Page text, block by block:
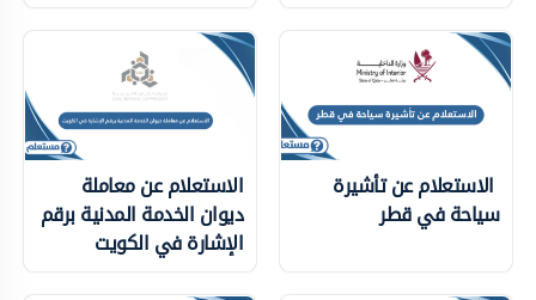
الاستعلام عن تأشيرة
سياحة في قطر
الاستعلام عن معاملة
ديوان الخدمة المدنية برقم
الإشارة في الكويت